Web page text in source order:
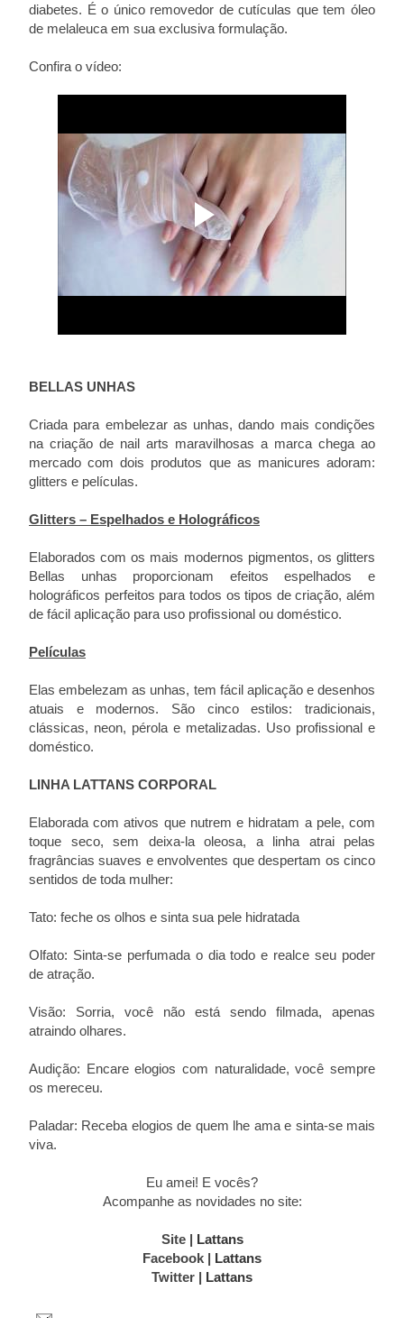
diabetes. É o único removedor de cutículas que tem óleo
de melaleuca em sua exclusiva formulação.
Confira o vídeo:
BELLAS UNHAS
Criada para embelezar as unhas, dando mais condições
na criação de nail arts maravilhosas a marca chega ao
mercado com dois produtos que as manicures adoram:
glitters e películas.
Glitters – Espelhados e Holográficos
Elaborados com os mais modernos pigmentos, os glitters
Bellas unhas proporcionam efeitos espelhados e
holográficos perfeitos para todos os tipos de criação, além
de fácil aplicação para uso profissional ou doméstico.
Películas
Elas embelezam as unhas, tem fácil aplicação e desenhos
atuais e modernos. São cinco estilos: tradicionais,
clássicas, neon, pérola e metalizadas. Uso profissional e
doméstico.
LINHA LATTANS CORPORAL
Elaborada com ativos que nutrem e hidratam a pele, com
toque seco, sem deixa-la oleosa, a linha atrai pelas
fragrâncias suaves e envolventes que despertam os cinco
sentidos de toda mulher:
Tato: feche os olhos e sinta sua pele hidratada
Olfato: Sinta-se perfumada o dia todo e realce seu poder
de atração.
Visão: Sorria, você não está sendo filmada, apenas
atraindo olhares.
Audição: Encare elogios com naturalidade, você sempre
os mereceu.
Paladar: Receba elogios de quem lhe ama e sinta-se mais
viva.
Eu amei! E vocês?
Acompanhe as novidades no site:
Site |
Lattans
Facebook |
Lattans
Twitter |
Lattans